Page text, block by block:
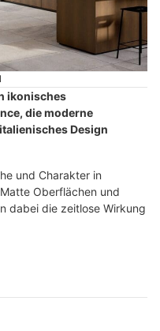
ikonisches
die moderne
Design
und Charakter in
Oberflächen und
dabei die zeitlose Wirkung